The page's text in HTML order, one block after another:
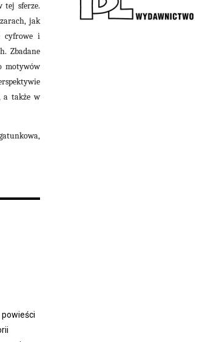
tej sferze.
jak
cyfrowe i
Zbadane
motywów
a także w